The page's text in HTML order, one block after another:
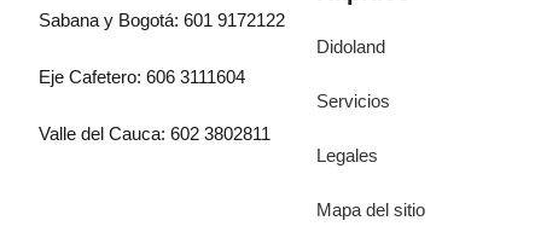
Sabana y Bogotá: 601 9172122
Eje Cafetero: 606 3111604
Valle del Cauca: 602 3802811
Didoland
Servicios
Legales
Mapa del sitio